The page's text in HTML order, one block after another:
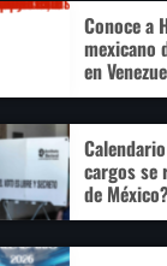
Conoce a
mexicano
en
cargos se
de México?